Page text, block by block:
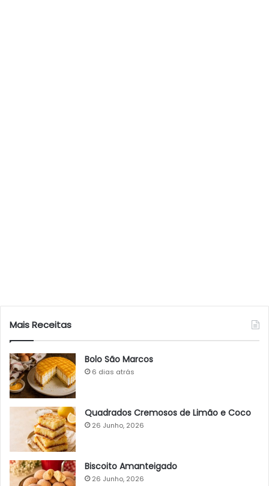
Mais Receitas
Bolo São Marcos
6 dias atrás
Quadrados Cremosos de Limão e Coco
26 Junho, 2026
Biscoito Amanteigado
26 Junho, 2026